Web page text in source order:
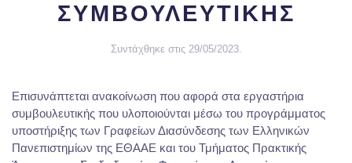
ΣΥΜΒΟΥΛΕΥΤΙΚΗΣ
Συντάχθηκε στις 29/05/2023.
Επισυνάπτεται ανακοίνωση που αφορά στα εργαστήρια
συμβουλευτικής που υλοποιούνται μέσω του προγράμματος
υποστήριξης των Γραφείων Διασύνδεσης των Ελληνικών
Πανεπιστημίων της ΕΘΑΑΕ και του Τμήματος Πρακτικής